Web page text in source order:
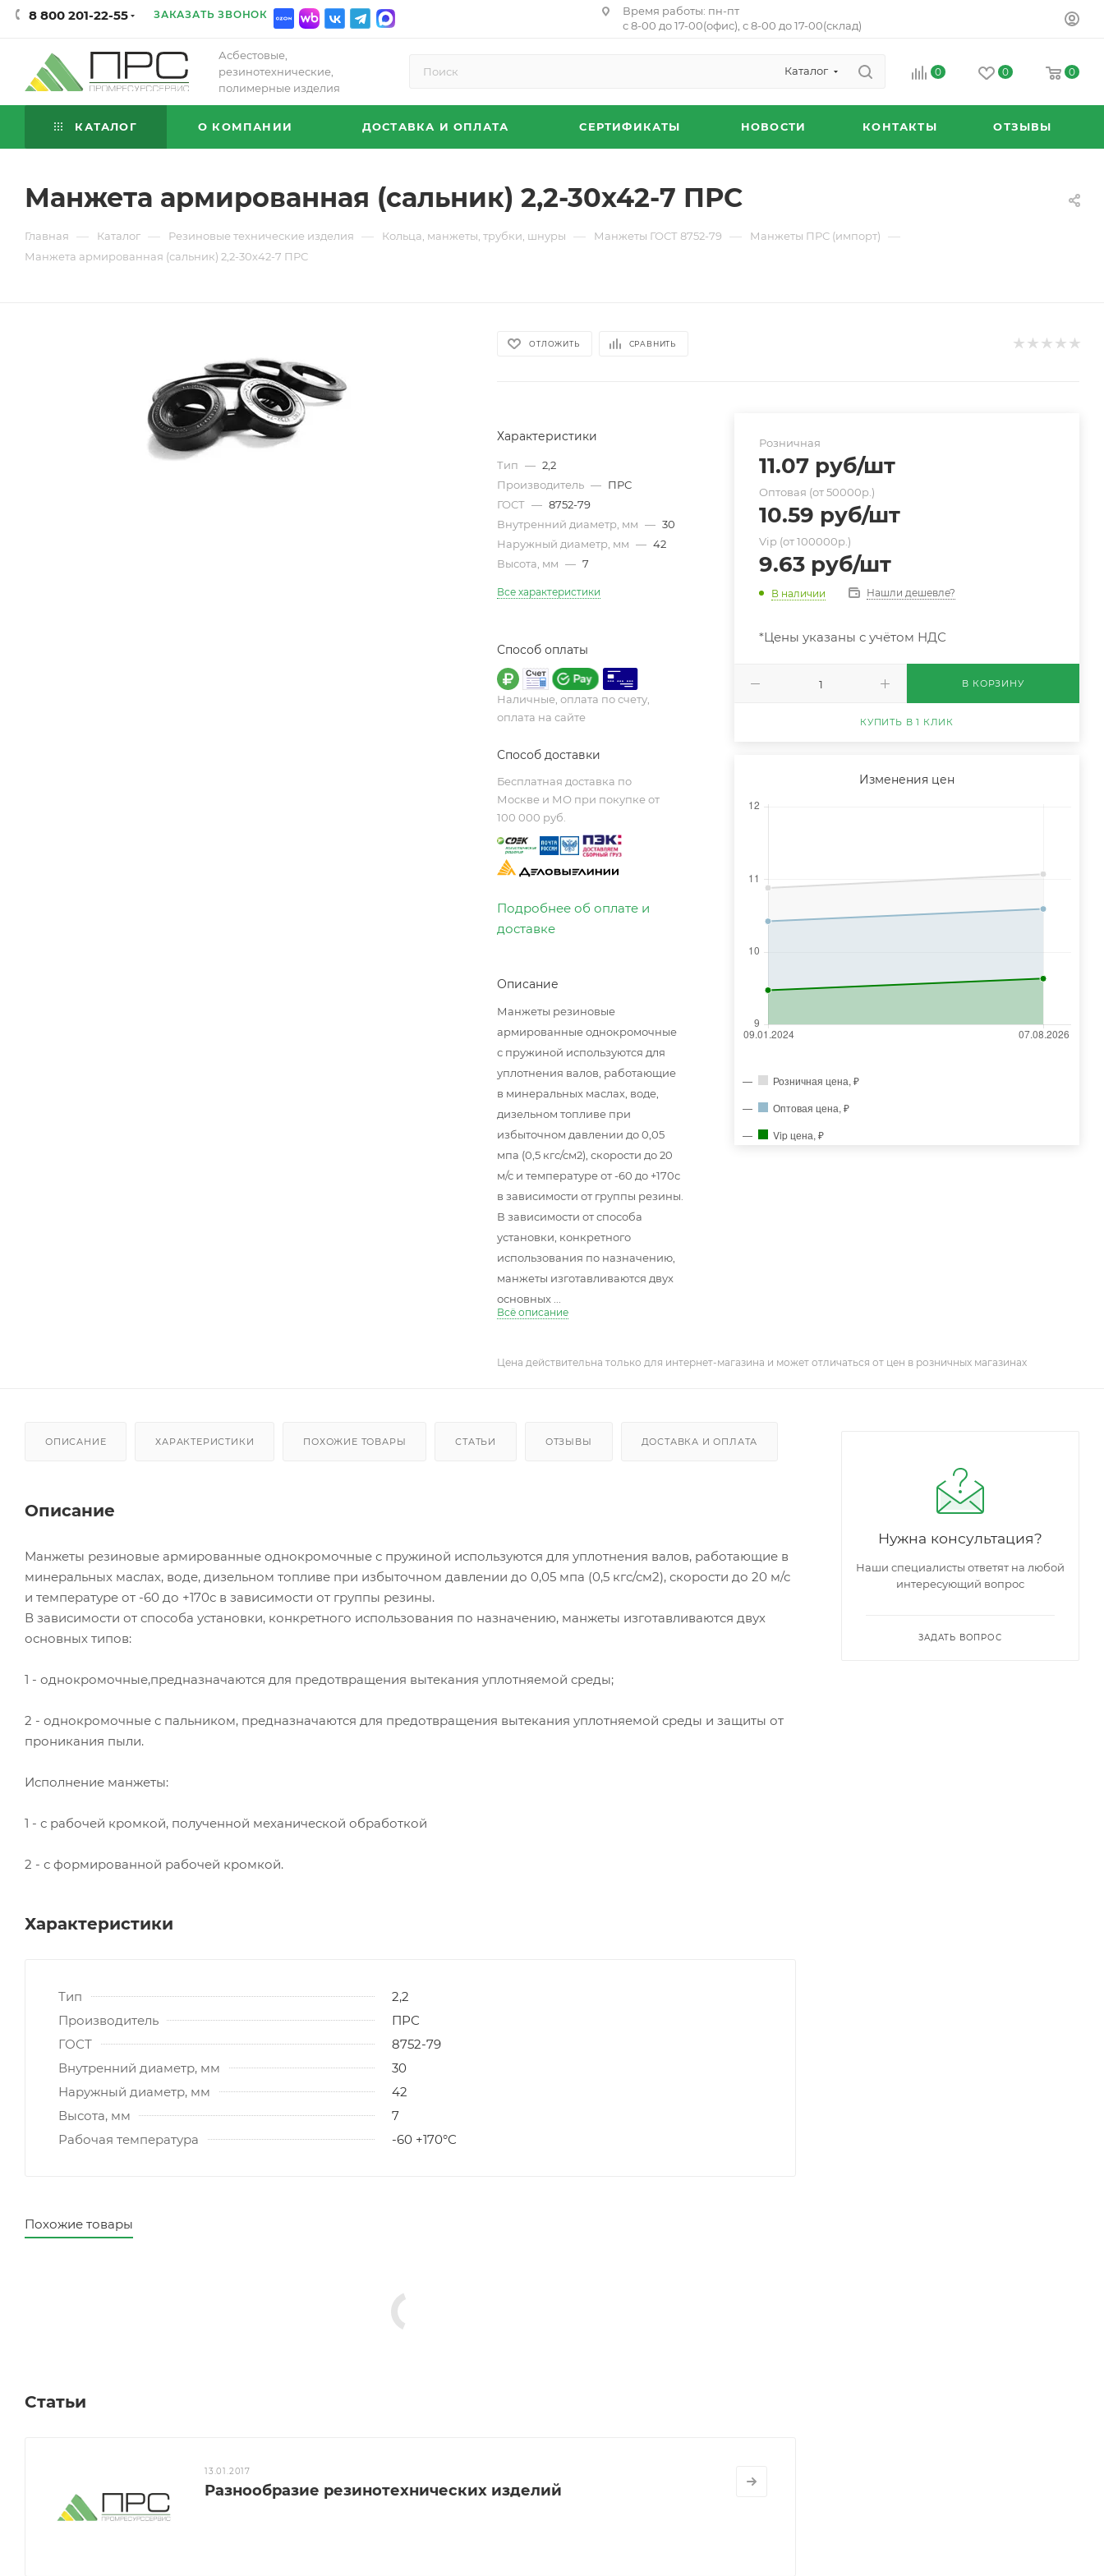
8 800 201-22-55 ЗАКАЗАТЬ ЗВОНОК
Время работы: пн-пт
с 8-00 до 17-00(офис), с 8-00 до 17-00(склад)
Асбестовые,
резинотехнические,
полимерные изделия
Каталог 0 0 0
КАТАЛОГ О КОМПАНИИ ДОСТАВКА И ОПЛАТА СЕРТИФИКАТЫ НОВОСТИ КОНТАКТЫ ОТЗЫВЫ
Манжета армированная (сальник) 2,2-30х42-7 ПРС
Главная — Каталог — Резиновые технические изделия — Кольца, манжеты, трубки, шнуры — Манжеты ГОСТ 8752-79 — Манжеты ПРС (импорт) —
Манжета армированная (сальник) 2,2-30х42-7 ПРС
ОТЛОЖИТЬ СРАВНИТЬ
Характеристики
Тип — 2,2
Производитель — ПРС
ГОСТ — 8752-79
Внутренний диаметр, мм — 30
Наружный диаметр, мм — 42
Высота, мм — 7
Все характеристики
Способ оплаты
Наличные, оплата по счету,
оплата на сайте
Способ доставки
Бесплатная доставка по
Москве и МО при покупке от
100 000 руб.
Подробнее об оплате и
доставке
Описание
Манжеты резиновые
армированные однокромочные
с пружиной используются для
уплотнения валов, работающие
в минеральных маслах, воде,
дизельном топливе при
избыточном давлении до 0,05
мпа (0,5 кгс/см2), скорости до 20
м/с и температуре от -60 до +170с
в зависимости от группы резины.
В зависимости от способа
установки, конкретного
использования по назначению,
манжеты изготавливаются двух
основных ...
Всё описание
Розничная
11.07 руб/шт
Оптовая (от 50000р.)
10.59 руб/шт
Vip (от 100000р.)
9.63 руб/шт
В наличии Нашли дешевле?
*Цены указаны с учётом НДС
В КОРЗИНУ
КУПИТЬ В 1 КЛИК
Изменения цен
Розничная цена, ₽
Оптовая цена, ₽
Vip цена, ₽
Цена действительна только для интернет-магазина и может отличаться от цен в розничных магазинах
ОПИСАНИЕ ХАРАКТЕРИСТИКИ ПОХОЖИЕ ТОВАРЫ СТАТЬИ ОТЗЫВЫ ДОСТАВКА И ОПЛАТА
Описание
Манжеты резиновые армированные однокромочные с пружиной используются для уплотнения валов, работающие в
минеральных маслах, воде, дизельном топливе при избыточном давлении до 0,05 мпа (0,5 кгс/см2), скорости до 20 м/с
и температуре от -60 до +170с в зависимости от группы резины.
В зависимости от способа установки, конкретного использования по назначению, манжеты изготавливаются двух
основных типов:
1 - однокромочные,предназначаются для предотвращения вытекания уплотняемой среды;
2 - однокромочные с пальником, предназначаются для предотвращения вытекания уплотняемой среды и защиты от
проникания пыли.
Исполнение манжеты:
1 - с рабочей кромкой, полученной механической обработкой
2 - с формированной рабочей кромкой.
Характеристики
Тип
2,2
Производитель
ПРС
ГОСТ
8752-79
Внутренний диаметр, мм
30
Наружный диаметр, мм
42
Высота, мм
7
Рабочая температура
-60 +170°С
Похожие товары
Статьи
13.01.2017
Разнообразие резинотехнических изделий
Нужна консультация?
Наши специалисты ответят на любой
интересующий вопрос
ЗАДАТЬ ВОПРОС